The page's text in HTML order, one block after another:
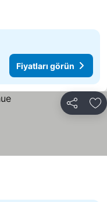
Fiyatları görün
Paylaş